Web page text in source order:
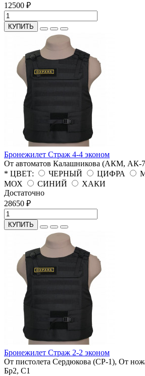
12500 ₽
КУПИТЬ
Бронежилет Страж 4-4 эконом
От автоматов Калашникова (АКМ, АК-
* ЦВЕТ:
ЧЕРНЫЙ ЦИФРА
МОХ
СИНИЙ
ХАКИ
Достаточно
28650 ₽
КУПИТЬ
Бронежилет Страж 2-2 эконом
От пистолета Сердюкова (СР-1), От
Бр2, С1